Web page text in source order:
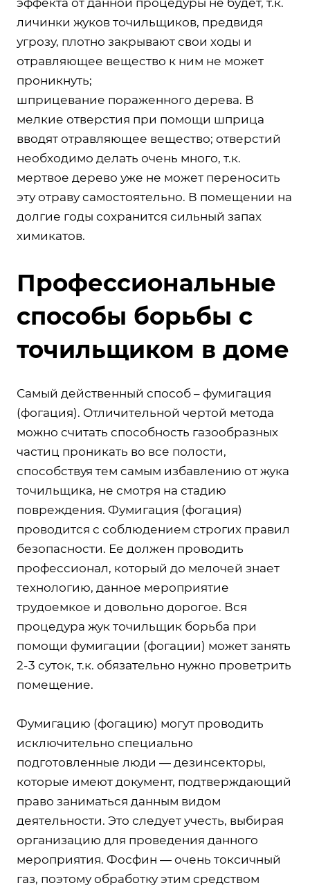
личинки жуков точильщиков, предвидя
угрозу, плотно закрывают свои ходы и
отравляющее вещество к ним не может
проникнуть;
шприцевание пораженного дерева. В
мелкие отверстия при помощи шприца
вводят отравляющее вещество; отверстий
необходимо делать очень много, т.к.
мертвое дерево уже не может переносить
эту отраву самостоятельно. В помещении на
долгие годы сохранится сильный запах
химикатов.
Профессиональные
способы борьбы с
точильщиком в доме
Самый действенный способ – фумигация
(фогация). Отличительной чертой метода
можно считать способность газообразных
частиц проникать во все полости,
способствуя тем самым избавлению от жука
точильщика, не смотря на стадию
повреждения. Фумигация (фогация)
проводится с соблюдением строгих правил
безопасности. Ее должен проводить
профессионал, который до мелочей знает
технологию, данное мероприятие
трудоемкое и довольно дорогое. Вся
процедура жук точильщик борьба при
помощи фумигации (фогации) может занять
2-3 суток, т.к. обязательно нужно проветрить
помещение.
Фумигацию (фогацию) могут проводить
исключительно специально
подготовленные люди — дезинсекторы,
которые имеют документ, подтверждающий
право заниматься данным видом
деятельности. Это следует учесть, выбирая
организацию для проведения данного
мероприятия. Фосфин — очень токсичный
газ, поэтому обработку этим средством